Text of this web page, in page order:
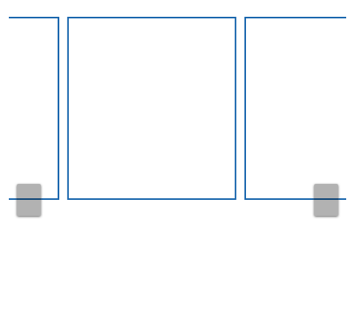
Pre
vio
Nex
t